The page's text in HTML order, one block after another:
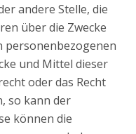
andere Stelle, die
über die Zwecke
personenbezogenen
und Mittel dieser
oder das Recht
so kann der
können die